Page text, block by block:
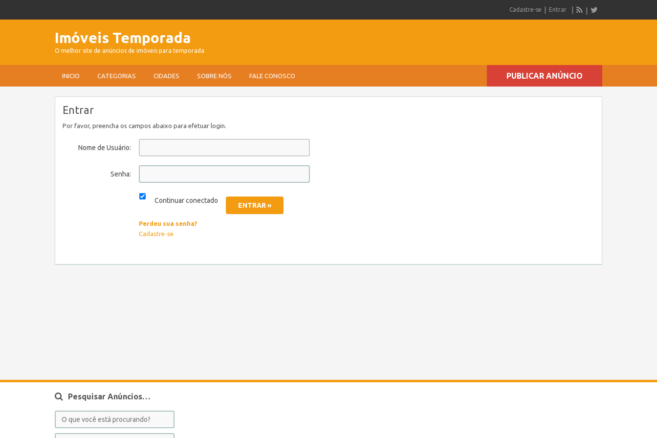
Cadastre-se Entrar
Imóveis Temporada
O melhor site de anúncios de imóveis para temporada
INICIO CATEGORIAS CIDADES SOBRE NÓS FALE CONOSCO PUBLICAR ANÚNCIO
Entrar
Por favor, preencha os campos abaixo para efetuar login.
Nome de Usuário:
Senha:
Continuar conectado
Perdeu sua senha?
Cadastre-se
Pesquisar Anúncios…